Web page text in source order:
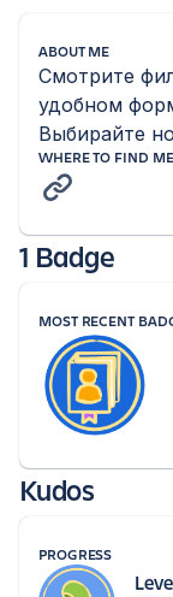
1 Badge
MOST RECENT
Kudos
PROGRESS
ABOUT ME
Смотрите
удобном
Выбирайте
WHERE TO FIND ME